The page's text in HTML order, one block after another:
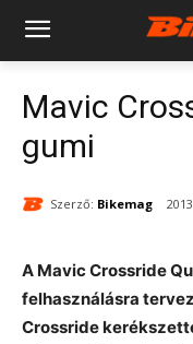
Mavic
gumi
Szerző: Bikemag
A Mavic Crossride
felhasználásra
Crossride